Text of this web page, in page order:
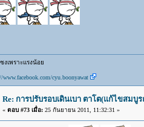
งเพราะแรงน้อย
www.facebook.com/cyu.boonyawat
Re: การปรับรอบเดินเบา ตาโต(แก้ไขสม
« ตอบ #73 เมื่อ:25 กันยายน 2011, 11:32:31 »